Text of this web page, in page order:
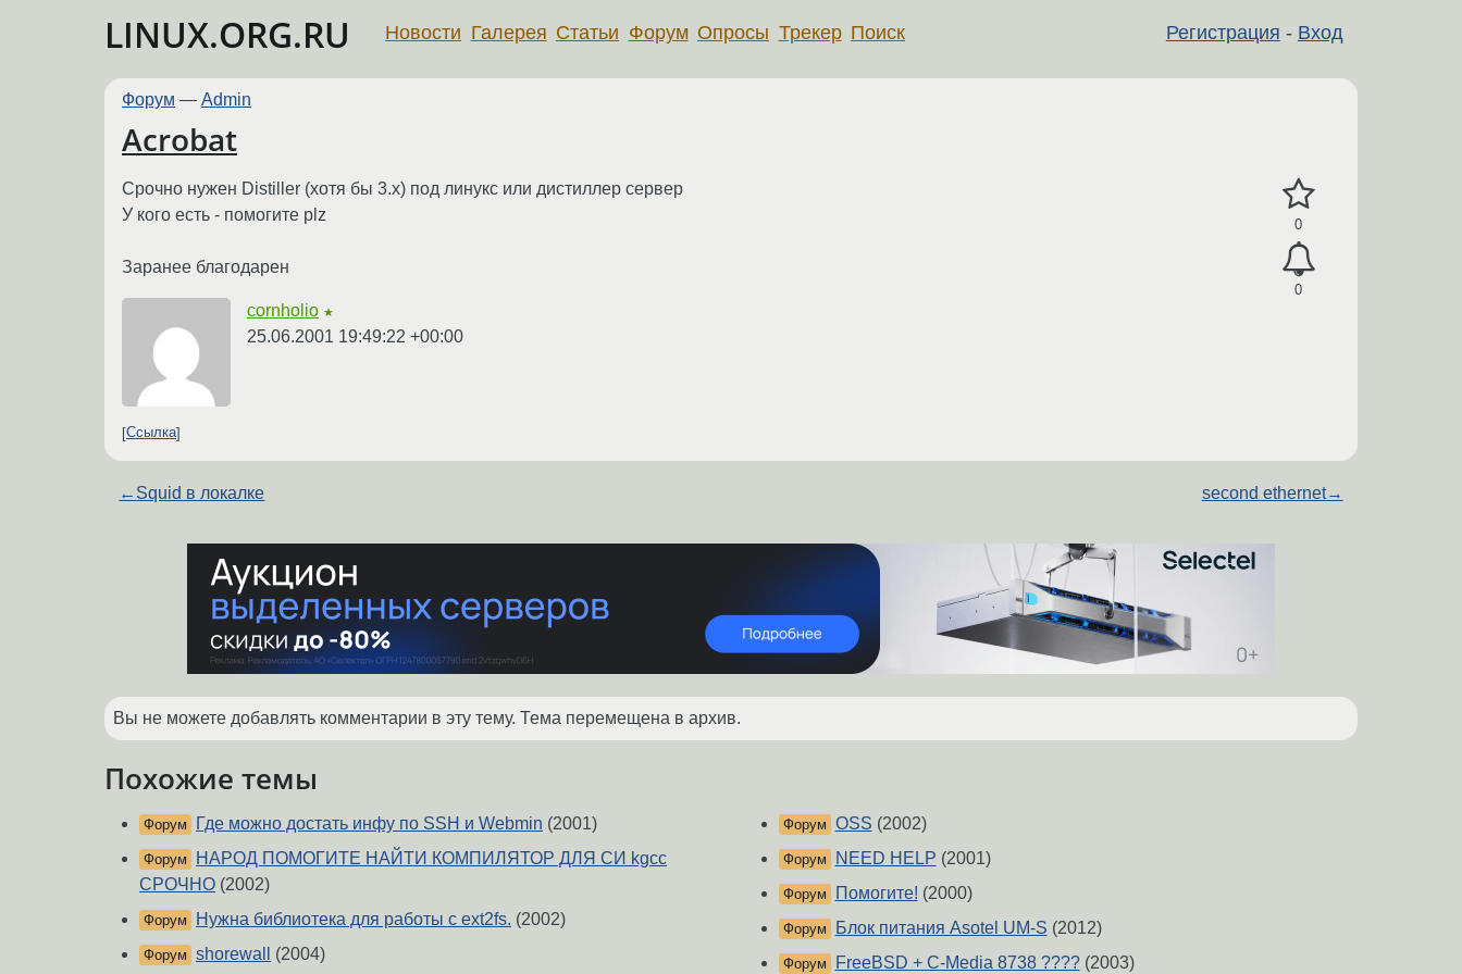
LINUX.ORG.RU Регистрация - Вход
Новости Галерея Статьи Форум Опросы Трекер Поиск
Форум — Admin
Acrobat
0
0
Срочно нужен Distiller (хотя бы 3.x) под линукс или дистиллер сервер
У кого есть - помогите plz
Заранее благодарен
cornholio ★
25.06.2001 19:49:22 +00:00
Ссылка
← Squid в локалке second ethernet→
Вы не можете добавлять комментарии в эту тему. Тема перемещена в архив.
Похожие темы
Форум Где можно достать инфу по SSH и Webmin (2001)
Форум
НАРОД ПОМОГИТЕ НАЙТИ КОМПИЛЯТОР ДЛЯ СИ kgcc
СРОЧНО (2002)
Форум Нужна библиотека для работы с ext2fs. (2002)
Форум shorewall (2004)
Форум OSS (2002)
Форум NEED HELP (2001)
Форум Помогите! (2000)
Форум Блок питания Asotel UM-S (2012)
Форум FreeBSD + C-Media 8738 ????(2003)